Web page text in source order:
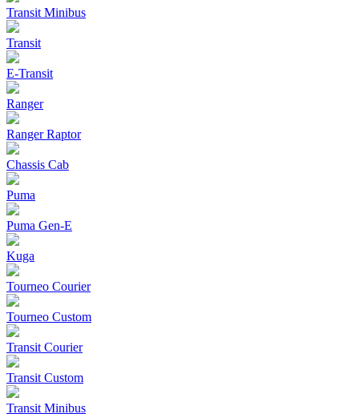
Transit Minibus
Transit
E-Transit
Ranger
Ranger Raptor
Chassis Cab
Puma
Puma Gen‑E
Kuga
Tourneo Courier
Tourneo Custom
Transit Courier
Transit Custom
Transit Minibus